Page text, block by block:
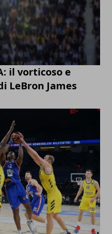
il vorticoso e
LeBron James